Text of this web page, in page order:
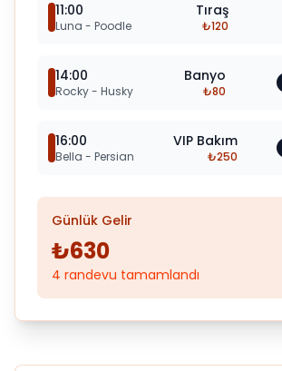
11:00
Luna - Poodle
Tıraş
₺120
14:00
Rocky - Husky
Banyo
₺80
16:00
Bella - Persian
VIP Bakım
₺250
Günlük Gelir
₺630
4 randevu tamamlandı